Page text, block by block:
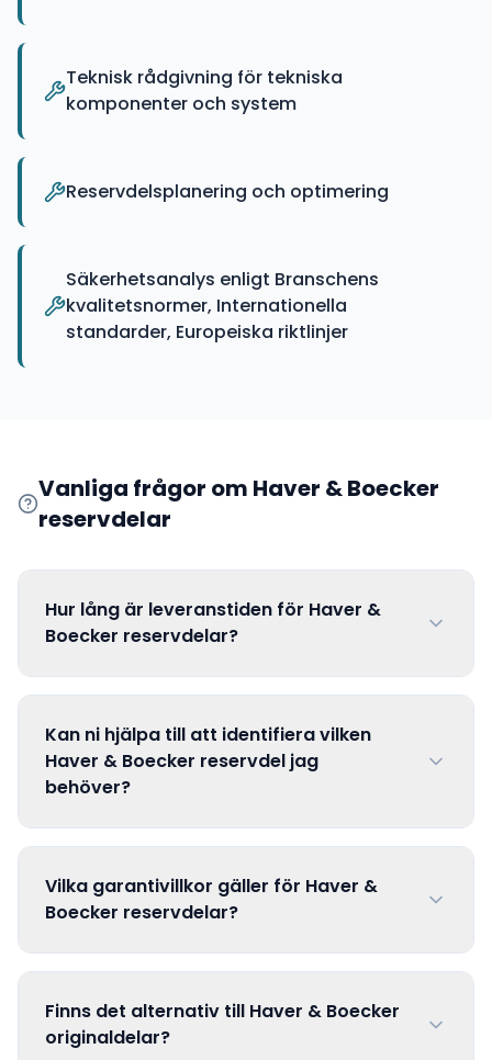
Teknisk rådgivning för tekniska
komponenter och system
Reservdelsplanering och optimering
Säkerhetsanalys enligt Branschens
kvalitetsnormer, Internationella
standarder, Europeiska riktlinjer
Vanliga frågor om Haver & Boecker
reservdelar
Hur lång är leveranstiden för Haver &
Boecker reservdelar?
Kan ni hjälpa till att identifiera vilken
Haver & Boecker reservdel jag
behöver?
Vilka garantivillkor gäller för Haver &
Boecker reservdelar?
Finns det alternativ till Haver & Boecker
originaldelar?